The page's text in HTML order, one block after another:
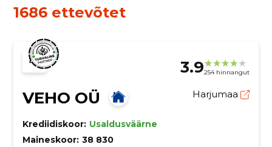
1686 ettevõtet
3.9254 hinnangut
VEHO OÜ Harjumaa
Krediidiskoor: Usaldusväärne
Maineskoor: 38 830